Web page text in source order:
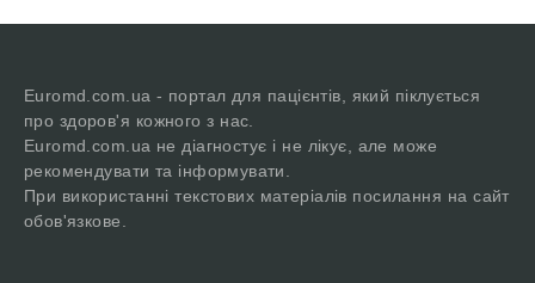
Euromd.com.ua - портал для пацієнтів, який піклується
про здоров'я кожного з нас.
Euromd.com.ua не діагностує і не лікує, але може
рекомендувати та інформувати.
При використанні текстових матеріалів посилання на сайт
обов'язкове.